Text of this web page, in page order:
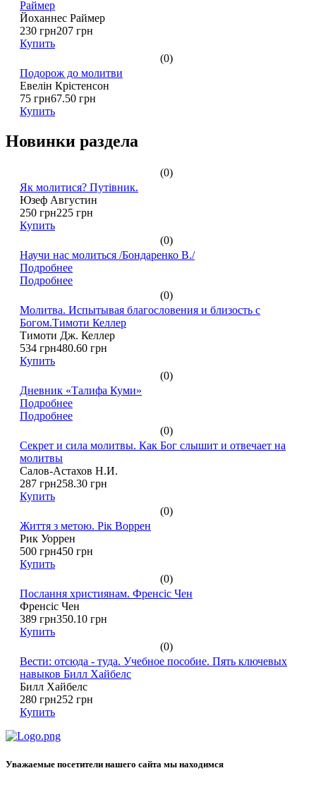
Раймер
Йоханнес Раймер
230 грн207 грн
Купить
(0)
Подорож до молитви
Евелін Крістенсон
75 грн67.50 грн
Купить
Новинки раздела
(0)
Як молитися? Путівник.
Юзеф Августин
250 грн225 грн
Купить
(0)
Научи нас молиться /Бондаренко В./
Подробнее
Подробнее
(0)
Молитва. Испытывая благословения и близость с
Богом.Тимоти Келлер
Тимоти Дж. Келлер
534 грн480.60 грн
Купить
(0)
Дневник «Талифа Куми»
Подробнее
Подробнее
(0)
Секрет и сила молитвы. Как Бог слышит и отвечает на
молитвы
Салов-Астахов Н.И.
287 грн258.30 грн
Купить
(0)
Життя з метою. Рік Воррен
Рик Уоррен
500 грн450 грн
Купить
(0)
Послання християнам. Френсіс Чен
Френсіс Чен
389 грн350.10 грн
Купить
(0)
Вести: отсюда - туда. Учебное пособие. Пять ключевых
навыков Билл Хайбелс
Билл Хайбелс
280 грн252 грн
Купить
Уважаемые посетители нашего сайта мы находимся